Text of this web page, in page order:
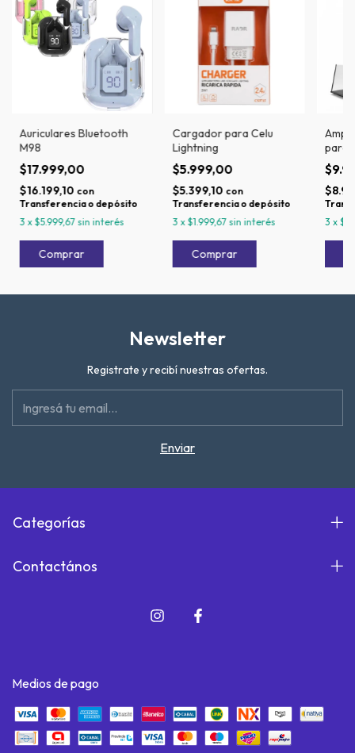
Auriculares Bluetooth
M98
$17.999,00
$16.199,10 con
Transferencia o depósito
3 x$5.999,67 sin interés
Cargador para Celu
Lightning
$5.999,00
$5.399,10 con
Transferencia o depósito
3 x$1.999,67 sin interés
para
3 x
Newsletter
Registrate y recibí nuestras ofertas.
Categorías
Contactános
Medios de pago